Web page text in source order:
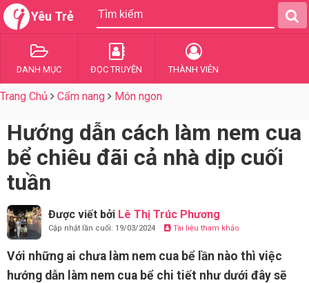
Yêu Trẻ
DANH MỤC ĐỌC TRUYỆN THÀNH VIÊN
Trang Chủ Cẩm nang Món ngon
Hướng dẫn cách làm nem cua
bể chiêu đãi cả nhà dịp cuối
tuần
Được viết bởi Lê Thị Trúc Phương
Cập nhật lần cuối: 19/03/2024 Tài liệu tham khảo
Với những ai chưa làm nem cua bể lần nào thì việc
hướng dẫn làm nem cua bể chi tiết như dưới đây sẽ